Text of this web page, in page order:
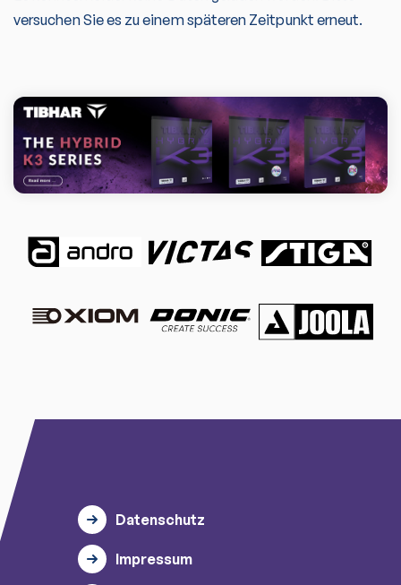
versuchen Sie es zu einem späteren Zeitpunkt erneut.
Datenschutz
Impressum